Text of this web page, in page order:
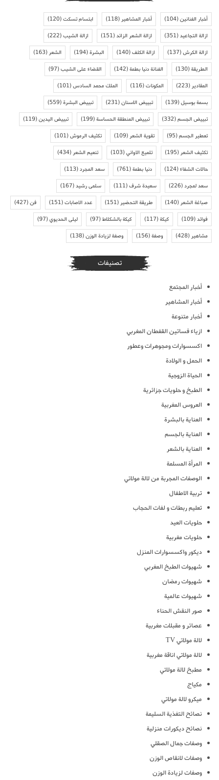
أخبار الفنانين(104) أخبار المشاهير(118) ابتسام تسكت(120)
ازالة التجاعيد(351) ازالة الشعر الزائد(151) ازالة الشيب(222)
ازالة الكرش(137) ازالة الكلف(140) البشرة(194) الشعر(163)
الطريقة(130) الفنانة دنيا بطمة(142) القضاء على الشيب(97)
المقادير(223) المكونات(116) الملك محمد السادس(101)
بسمة بوسيل(139) تبييض الاسنان(231) تبييض البشرة(559)
تبييض الجسم(332) تبييض المنطقة الحساسة(199) تبييض اليدين(119)
تعطير الجسم(95) تقوية الشعر(109) تكثيف الرموش(101)
تكثيف الشعر(195) تلميع الاواني(103) تنعيم الشعر(434)
حالات الشفاء(124) دنيا بطمة(761) سعد المجرد(113)
سعد لمجرد(226) سعيدة شرف(111) سلمى رشيد(167)
صباغة الشعر(140) طريقة التحضير(151) عدد الاصابات(151) فن(427)
فوائد(109) كيكة(117) كيكة بالشكلاط(97) ليلى الحديوي(97)
مشاهير(428) وصفة(156) وصفة لزيادة الوزن(138)
تصنيفات
أخبار المجتمع
أخبار المشاهير
أخبار متنوعة
ازياء فساتين القفطان المغربي
اكسسوارات ومجوهرات وعطور
الحمل و الولادة
الحياة الزوجية
الطبخ و حلويات جزائرية
العروس المغربية
العناية بالبشرة
العناية بالجسم
العناية بالشعر
المرأة المسلمة
الوصفات المجربة من لالة مولاتي
تربية الاطفال
تعليم ربطات و لفات الحجاب
حلويات العيد
حلويات مغربية
ديكور واكسسوارات المنزل
شهيوات الطبخ المغربي
شهيوات رمضان
شهيوات عالمية
صور النقش الحناء
عصائر و مقبلات مغربية
لالة مولاتي TV
لالة مولاتي اناقة مغربية
مطبخ لالة مولاتي
مكياج
ميكرو لالة مولاتي
نصائح التغذية السليمة
نصائح ديكورات منزلية
وصفات جمال الصقلي
وصفات لانقاص الوزن
وصفات لزيادة الوزن